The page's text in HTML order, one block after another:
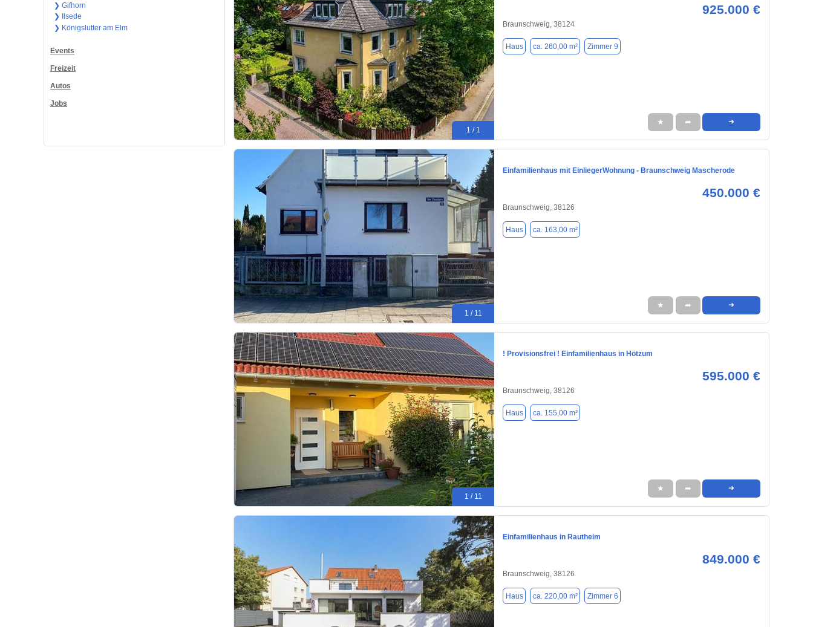
❯ Gifhorn
❯ Ilsede
❯ Königslutter am Elm
Events
Freizeit
Autos
Jobs
1 / 1
925.000 €
Braunschweig, 38124
Haus ca. 260,00 m² Zimmer 9
★ ➦ ➜
1 / 11
Einfamilienhaus mit EinliegerWohnung - Braunschweig Mascherode
450.000 €
Braunschweig, 38126
Haus ca. 163,00 m²
★ ➦ ➜
1 / 11
! Provisionsfrei ! Einfamilienhaus in Hötzum
595.000 €
Braunschweig, 38126
Haus ca. 155,00 m²
★ ➦ ➜
Einfamilienhaus in Rautheim
849.000 €
Braunschweig, 38126
Haus ca. 220,00 m² Zimmer 6